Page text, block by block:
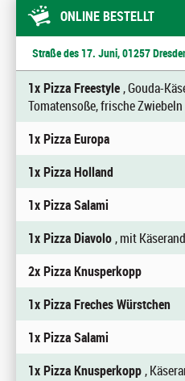
ONLINE BESTELLT
Straße des 17. Juni, 01257
1x Pizza Freestyle, Gouda-
Tomatensoße, frische Zwiebeln
1x Pizza Europa
1x Pizza Holland
1x Pizza Salami
1x Pizza Diavolo, mit Käserand
2x Pizza Knusperkopp
1x Pizza Freches Würstchen
1x Pizza Salami
1x Pizza Knusperkopp,